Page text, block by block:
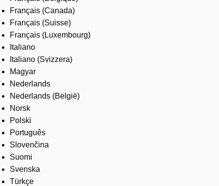
Français (Canada)
Français (Suisse)
Français (Luxembourg)
Italiano
Italiano (Svizzera)
Magyar
Nederlands
Nederlands (België)
Norsk
Polski
Português
Slovenčina
Suomi
Svenska
Türkçe